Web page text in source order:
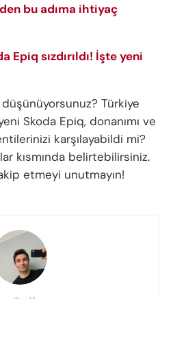
bu adıma ihtiyaç
Epiq sızdırıldı! İşte yeni
Türkiye
Skoda Epiq, donanımı ve
karşılayabildi mi?
kısmında belirtebilirsiniz.
etmeyi unutmayın!
Balbaşı